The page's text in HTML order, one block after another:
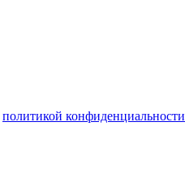
политикой конфиденциальности